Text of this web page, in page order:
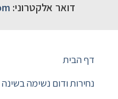
דואר אלקטרוני:
דף הבית
נחירות ודום נשימה בשינה